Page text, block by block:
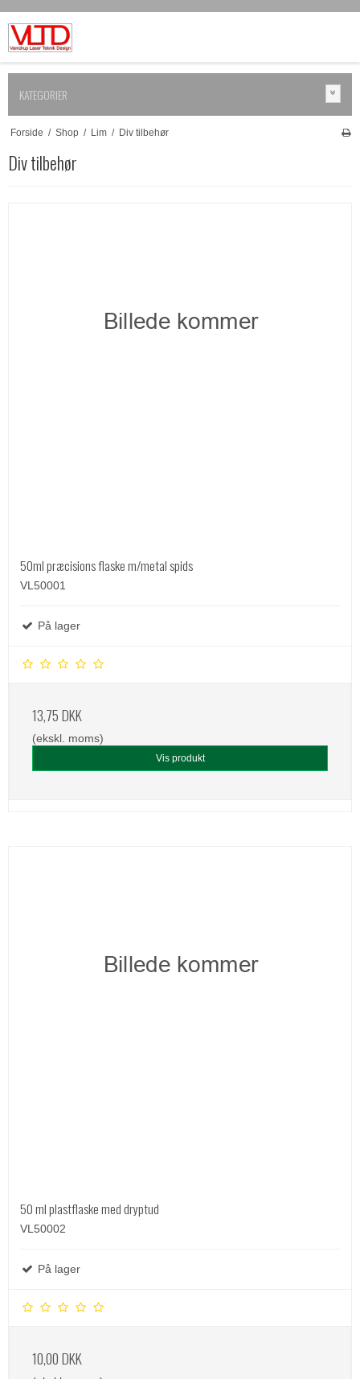
KATEGORIER
Forside / Shop / Lim / Div tilbehør
Div tilbehør
50ml præcisions flaske m/metal spids
VL50001
På lager
13,75 DKK
(ekskl. moms)
Vis produkt
50 ml plastflaske med dryptud
VL50002
På lager
10,00 DKK